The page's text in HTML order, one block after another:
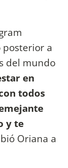
a
del mundo
en
todos
y te
Oriana a